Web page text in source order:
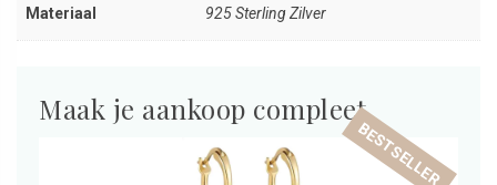
Materiaal 925 Sterling Zilver
Maak je aankoop compleet
BESTSELLER